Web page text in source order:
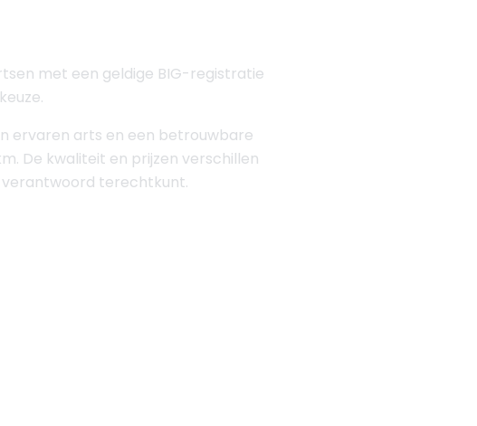
met een geldige BIG-registratie
ervaren arts en een betrouwbare
De kwaliteit en prijzen verschillen
verantwoord terechtkunt.